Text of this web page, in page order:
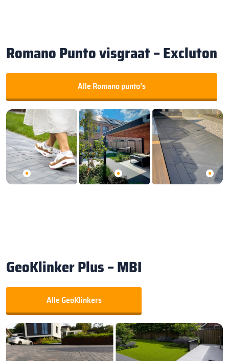
Romano Punto visgraat – Excluton
Alle Romano punto’s
GeoKlinker Plus – MBI
Alle GeoKlinkers